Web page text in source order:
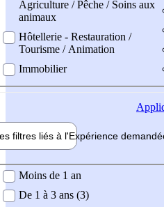
Agriculture / Pêche / Soins aux
animaux
Hôtellerie - Restauration /
Tourisme / Animation
Immobilier
filtres liés à l'Expérience
demandée
Moins de 1 an
De 1 à 3 ans (3)